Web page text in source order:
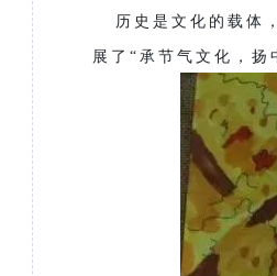
历史是文化的载体，
展了“承节气文化，扬